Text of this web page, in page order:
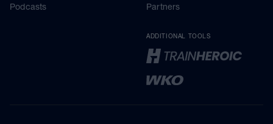
Podcasts
Partners
ADDITIONAL TOOLS